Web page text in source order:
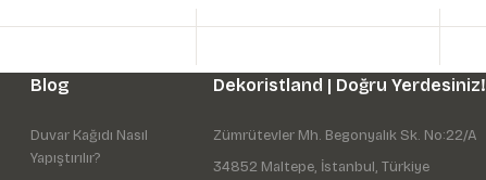
Blog
Duvar Kağıdı Nasıl
Yapıştırılır?
Dekoristland | Doğru Yerdesiniz!
Zümrütevler Mh. Begonyalık Sk. No:22/A
34852 Maltepe, İstanbul, Türkiye